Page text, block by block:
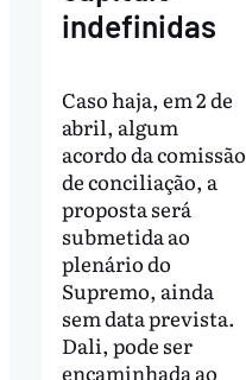
indefinidas
Caso haja, em 2 de
abril, algum
acordo da comissão
de conciliação, a
proposta será
submetida ao
plenário do
Supremo, ainda
sem data prevista.
Dali, pode ser
encaminhada ao